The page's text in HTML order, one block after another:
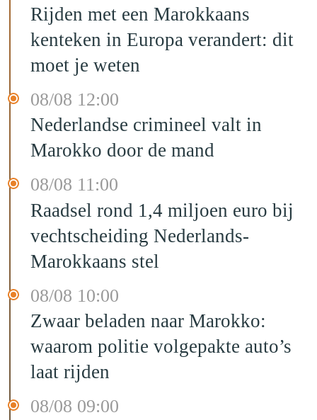
Rijden met een Marokkaans
kenteken in Europa verandert: dit
moet je weten
08/08 12:00
Nederlandse crimineel valt in
Marokko door de mand
08/08 11:00
Raadsel rond 1,4 miljoen euro bij
vechtscheiding Nederlands-
Marokkaans stel
08/08 10:00
Zwaar beladen naar Marokko:
waarom politie volgepakte auto’s
laat rijden
08/08 09:00